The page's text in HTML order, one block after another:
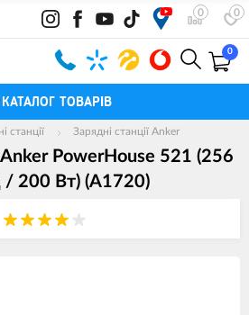
0 0
0
КАТАЛОГ ТОВАРІВ
станції Зарядні станції Anker
Anker PowerHouse 521 (256
/ 200 Вт) (A1720)